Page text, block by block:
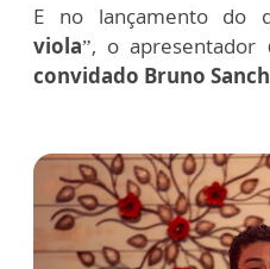
E no lançamento do
viola”, o apresentador
convidado Bruno